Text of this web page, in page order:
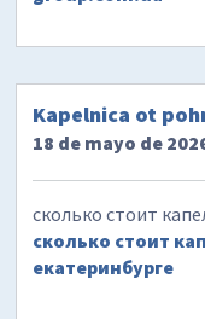
Kapelnica ot
18 de mayo de
сколько стоит
сколько стоит
екатеринбурге